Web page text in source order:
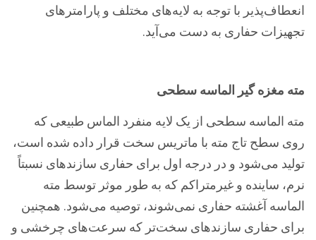
انعطاف‌پذیر با توجه به لایه‌های مختلف و پارامترهای
تجهیزات حفاری به دست می‌آید.
مته مغزه گیر الماسه سطحی
مته الماسه سطحی از یک لایه منفرد الماس طبیعی که
روی سطح تاج مته با ماتریس سخت قرار داده شده است،
تولید می‌شود و در درجه اول برای حفاری سازندهای نسبتاً
نرم، ساینده و غیرمتراکم که به طور موثر توسط مته
الماسه آغشته حفاری نمی‌شوند، توصیه می‌شود. همچنین
برای حفاری سازندهای سخت‌تر که سرعت‌های چرخشی و